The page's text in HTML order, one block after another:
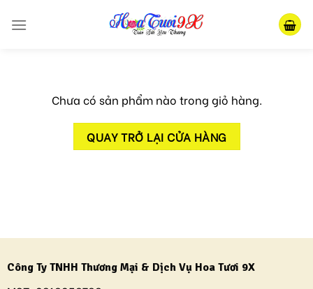
Chưa có sản phẩm nào trong giỏ hàng.
QUAY TRỞ LẠI CỬA HÀNG
Công Ty TNHH Thương Mại & Dịch Vụ Hoa Tươi 9X